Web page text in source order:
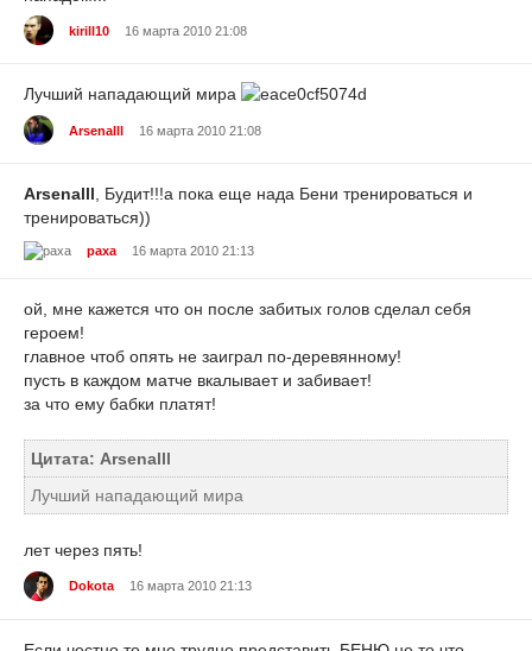
kirill10 16 марта 2010 21:08
Лучший нападающий мира
Arsenalll 16 марта 2010 21:08
Arsenalll, Будит!!!а пока еще нада Бени тренироваться и
тренироваться))
paxa 16 марта 2010 21:13
ой, мне кажется что он после забитых голов сделал себя
героем!
главное чтоб опять не заиграл по-деревянному!
пусть в каждом матче вкалывает и забивает!
за что ему бабки платят!
Цитата: Arsenalll
Лучший нападающий мира
лет через пять!
Dokota 16 марта 2010 21:13